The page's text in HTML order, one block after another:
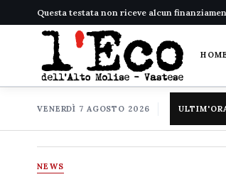
Questa testata non riceve alcun
HOME
VENERDÌ 7 AGOSTO 2026
NEWS